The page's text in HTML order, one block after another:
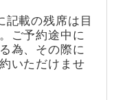
記載の残席は目
ご予約途中に
為、その際に
いただけませ